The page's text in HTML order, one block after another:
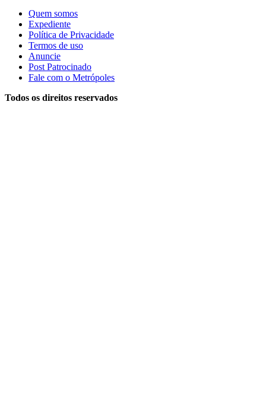
Quem somos
Expediente
Política de Privacidade
Termos de uso
Anuncie
Post Patrocinado
Fale com o Metrópoles
Todos os direitos reservados